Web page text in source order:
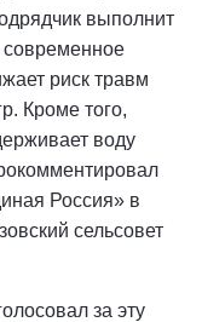
выполнит
современное
риск травм
Кроме того,
воду
Россия» в
сельсовет
за эту